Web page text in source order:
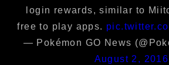
login rewards, similar to
free to play apps.
— Pokémon GO News
August 2, 2016